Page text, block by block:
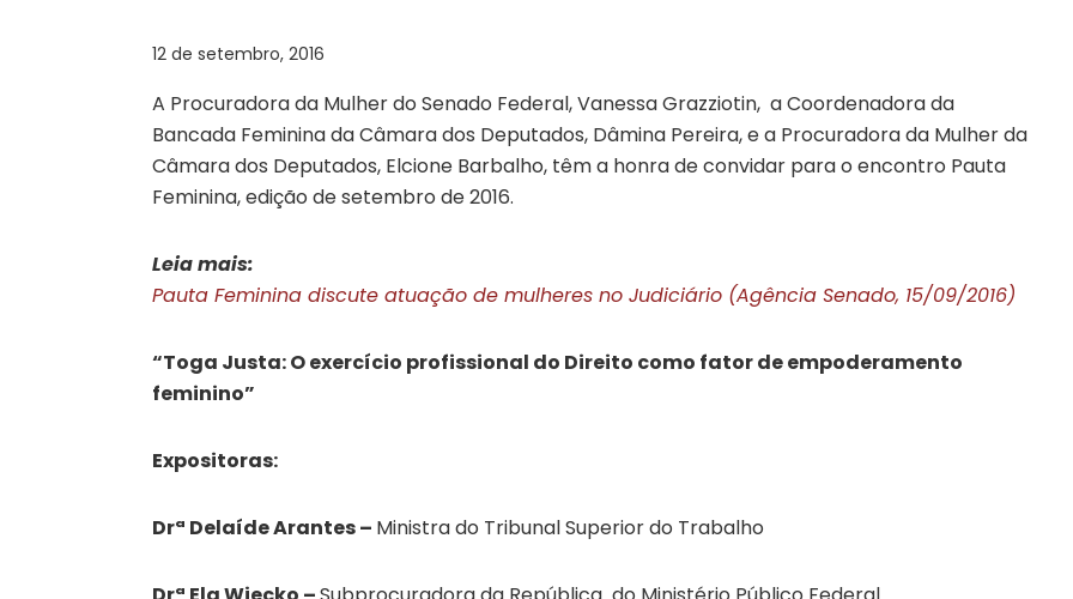
12 de setembro, 2016
A Procuradora da Mulher do Senado Federal, Vanessa Grazziotin, a Coordenadora da
Bancada Feminina da Câmara dos Deputados, Dâmina Pereira, e a Procuradora da Mulher da
Câmara dos Deputados, Elcione Barbalho, têm a honra de convidar para o encontro Pauta
Feminina, edição de setembro de 2016.
Leia mais:
Pauta Feminina discute atuação de mulheres no Judiciário (Agência Senado, 15/09/2016)
“Toga Justa: O exercício profissional do Direito como fator de empoderamento
feminino”
Expositoras:
Drª Delaíde Arantes – Ministra do Tribunal Superior do Trabalho